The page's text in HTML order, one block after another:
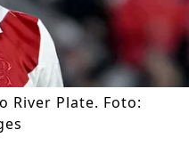
River Plate. Foto: